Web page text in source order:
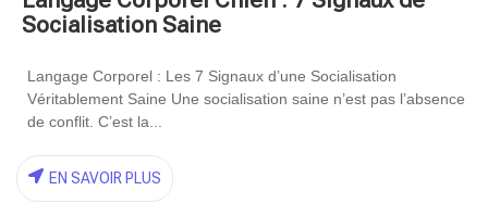
Socialisation Saine
Langage Corporel : Les 7 Signaux d’une Socialisation
Véritablement Saine Une socialisation saine n’est pas l’absence
de conflit. C’est la...
EN SAVOIR PLUS